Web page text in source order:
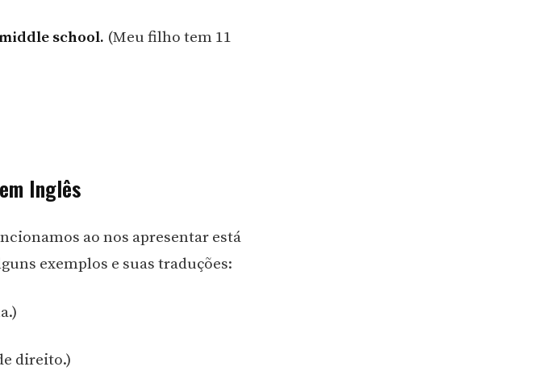
school. (Meu filho tem 11
Inglês
ao nos apresentar está
exemplos e suas traduções:
direito.)